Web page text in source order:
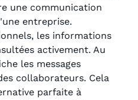
une communication
entreprise.
les informations
activement. Au
les messages
collaborateurs. Cela
parfaite à